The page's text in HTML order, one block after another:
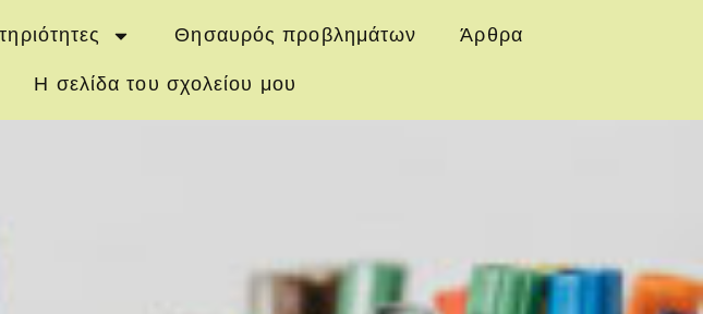
Θησαυρός προβλημάτων
Άρθρα
Η σελίδα του σχολείου μου